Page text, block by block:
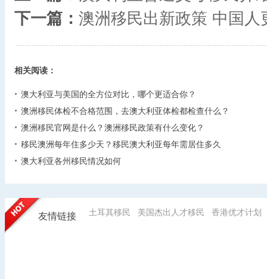
下一篇： 澳洲移民出新政策 中国人
相关阅读：
澳大利亚与美国的全方位对比，哪个更适合你？
澳洲移民体检不合格范围，去澳大利亚体检都检查什么？
澳洲移民官网是什么？澳洲移民政策有什么变化？
移民澳洲每年住多少天？移民澳大利亚每年需居住多久
澳大利亚各州移民情况如何
友情链接 土耳其移民 美国杰出人才移民 香港优才计划